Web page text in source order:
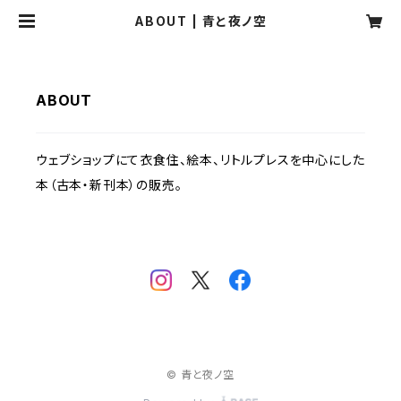
ABOUT | 青と夜ノ空
ABOUT
ウェブショップにて衣食住、絵本、リトルプレスを中心にした
本（古本・新刊本）の販売。
© 青と夜ノ空